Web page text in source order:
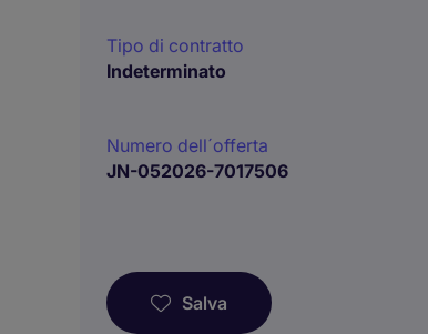
Tipo di contratto
Indeterminato
Numero dell´offerta
JN-052026-7017506
Salva